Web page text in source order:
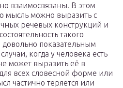
взаимосвязаны. В этом
мысль можно выразить с
речевых конструкций и
такого
показательным
когда у человека есть
может выразить её в
всех словесной форме или
частично теряется или